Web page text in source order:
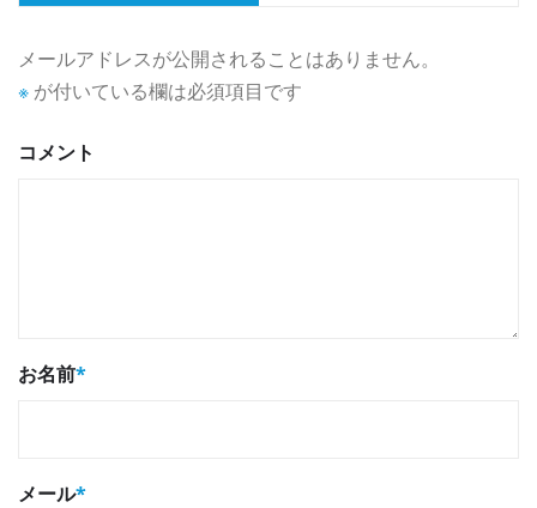
メールアドレスが公開されることはありません。
※ が付いている欄は必須項目です
コメント
お名前*
メール*